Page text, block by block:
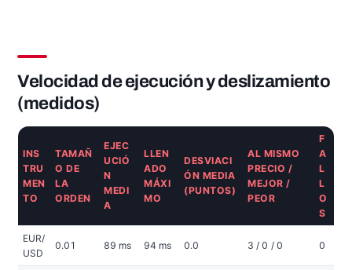
Velocidad de ejecución y deslizamiento
(medidos)
INS
TRU
MEN
TO
TAMAÑ
O DE
LA
ORDEN
EJEC
UCIÓ
N
MEDI
A
LLEN
ADO
MÁXI
MO
DESVIACI
ÓN MEDIA
(PUNTOS)
AL MISMO
PRECIO /
MEJOR /
PEOR
F
A
L
L
O
S
EUR/
USD
0.01 89 ms 94 ms 0.0 3 / 0 / 0 0